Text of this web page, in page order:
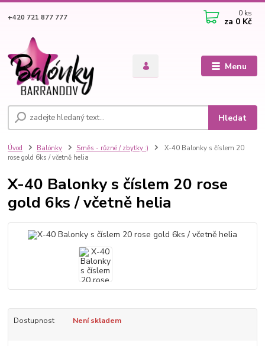
Menu
Hledat
+420 721 877 777 0 ks
za 0 Kč
Úvod Balónky Směs - různé / zbytky :)
X-40 Balonky s číslem 20
rose gold 6ks / včetně helia
X-40 Balonky s číslem 20 rose
gold 6ks / včetně helia
Dostupnost Není skladem